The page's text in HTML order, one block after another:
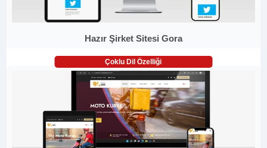
Hazır Şirket Sitesi Gora
Çoklu Dil Özelliği